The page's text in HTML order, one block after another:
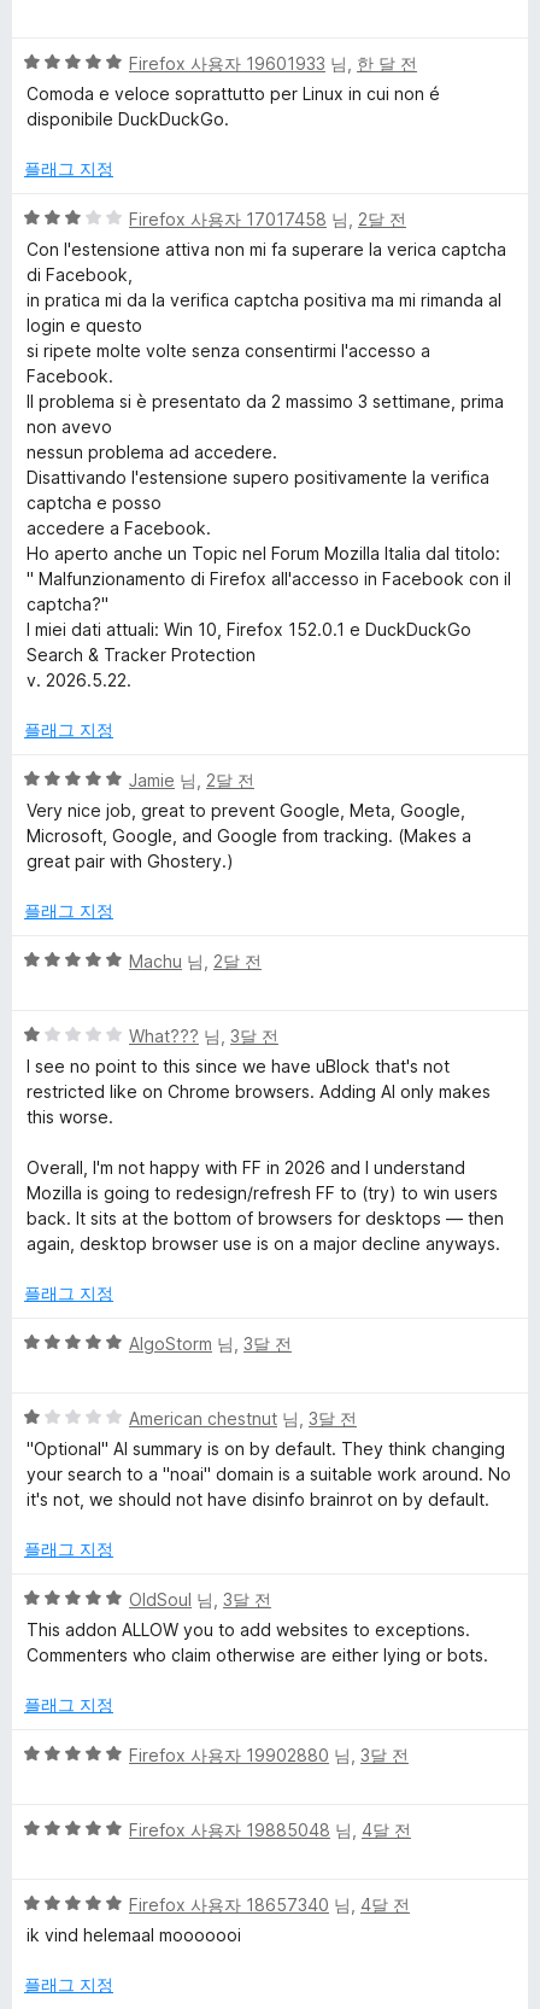
a
c
k
e
r
P
r
o
t
e
c
t
i
o
n
에
한
리
뷰
점
에
5
5
점
만
에
점
Firefox 사용자 19601933 님, 한 달 전
Comoda e veloce soprattutto per Linux in cui non é
disponibile DuckDuckGo.
플래그 지정
5
점
만
점
에
3
점
Firefox 사용자 17017458 님, 2달 전
Con l'estensione attiva non mi fa superare la verica captcha
di Facebook,
in pratica mi da la verifica captcha positiva ma mi rimanda al
login e questo
si ripete molte volte senza consentirmi l'accesso a
Facebook.
Il problema si è presentato da 2 massimo 3 settimane, prima
non avevo
nessun problema ad accedere.
Disattivando l'estensione supero positivamente la verifica
captcha e posso
accedere a Facebook.
Ho aperto anche un Topic nel Forum Mozilla Italia dal titolo:
" Malfunzionamento di Firefox all'accesso in Facebook con il
captcha?"
I miei dati attuali: Win 10, Firefox 152.0.1 e DuckDuckGo
Search & Tracker Protection
v. 2026.5.22.
플래그 지정
5
점
만
점
5
Jamie 님, 2달 전
Very nice job, great to prevent Google, Meta, Google,
Microsoft, Google, and Google from tracking. (Makes a
great pair with Ghostery.)
플래그 지정
5
점
에
5
점
Machu 님, 2달 전
5
점
만
점
1
점
What??? 님, 3달 전
I see no point to this since we have uBlock that's not
restricted like on Chrome browsers. Adding AI only makes
this worse.
Overall, I'm not happy with FF in 2026 and I understand
Mozilla is going to redesign/refresh FF to (try) to win users
back. It sits at the bottom of browsers for desktops — then
again, desktop browser use is on a major decline anyways.
플래그 지정
5
점
에
5
점
AlgoStorm 님, 3달 전
5
점
만
점
1
American chestnut 님, 3달 전
"Optional" AI summary is on by default. They think changing
your search to a "noai" domain is a suitable work around. No
it's not, we should not have disinfo brainrot on by default.
플래그 지정
5
점
만
에
점
OldSoul 님, 3달 전
This addon ALLOW you to add websites to exceptions.
Commenters who claim otherwise are either lying or bots.
플래그 지정
5
점
점
Firefox 사용자 19902880 님, 3달 전
5
점
에
점
Firefox 사용자 19885048 님, 4달 전
5
점
점
Firefox 사용자 18657340 님, 4달 전
ik vind helemaal mooooooi
플래그 지정